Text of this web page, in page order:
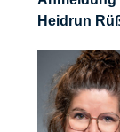
Heidrun